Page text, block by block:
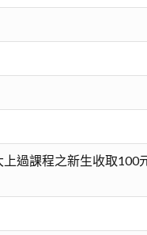
過課程之新生收取100